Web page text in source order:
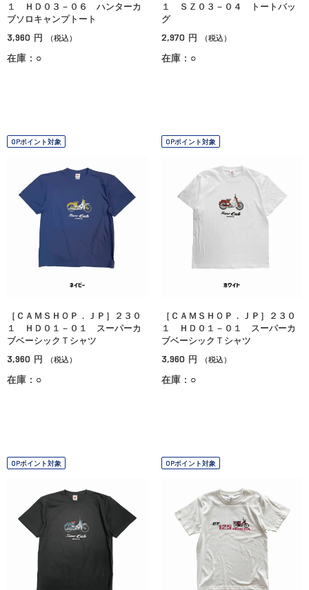
１ ＨＤ０３－０６ ハンターカ
ブソロキャンプトート
3,960 円 （税込）
在庫：○
１ ＳＺ０３－０４ トートバッ
グ
2,970 円 （税込）
在庫：○
OPポイント対象
［ＣＡＭＳＨＯＰ．ＪＰ］２３０
１ ＨＤ０１－０１ スーパーカ
ブベーシックＴシャツ
3,960 円 （税込）
在庫：○
OPポイント対象
［ＣＡＭＳＨＯＰ．ＪＰ］２３０
１ ＨＤ０１－０１ スーパーカ
ブベーシックＴシャツ
3,960 円 （税込）
在庫：○
OPポイント対象 OPポイント対象